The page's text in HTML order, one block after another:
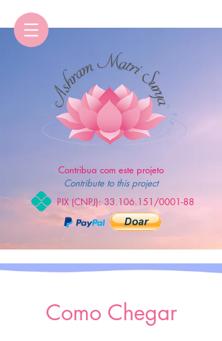
Contribua com este projeto
Contribute to this project
PIX (CNPJ):33.106.151 /0001-88
Como Chegar